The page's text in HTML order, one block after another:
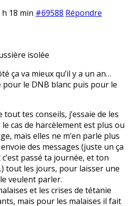
18 min #69588 Répondre
isolée
ça va mieux qu’il y a un an…
pour le DNB blanc puis pour le
tes conseils, j’essaie de les
cas de harcèlement est plus ou
mais elles ne m’en parle plus
des messages (juste un ça
passé ta journée, et ton
tout les jours, pour laisser une
veulent parler.
et les crises de tétanie
mais pour les malaises il fait